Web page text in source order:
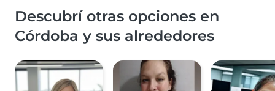
Descubrí otras opciones en
Córdoba y sus alrededores